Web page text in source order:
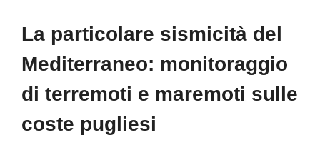
La particolare sismicità del
Mediterraneo: monitoraggio
di terremoti e maremoti sulle
coste pugliesi